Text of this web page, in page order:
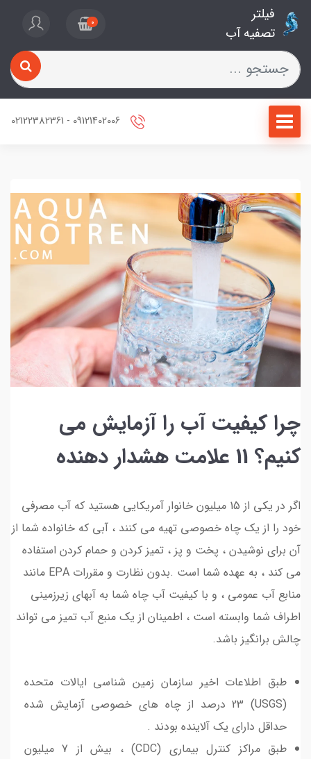
فیلتر
تصفیه آب
0
چرا کیفیت آب را آزمایش می
کنیم؟ 11 علامت هشدار دهنده
اگر در یکی از 15 میلیون خانوار آمریکایی هستید که آب مصرفی
خود را از یک چاه خصوصی تهیه می کنند ، آبی که خانواده شما از
آن برای نوشیدن ، پخت و پز ، تمیز کردن و حمام کردن استفاده
می کند ، به عهده شما است .بدون نظارت و مقررات EPA مانند
منابع آب عمومی ، و با کیفیت آب چاه شما به آبهای زیرزمینی
اطراف شما وابسته است ، اطمینان از یک منبع آب تمیز می تواند
چالش برانگیز باشد.
طبق اطلاعات اخیر سازمان زمین شناسی ایالات متحده
(USGS) 23 درصد از چاه های خصوصی آزمایش شده
حداقل دارای یک آلاینده بودند .
طبق مراکز کنترل بیماری (CDC) ، بیش از 7 میلیون